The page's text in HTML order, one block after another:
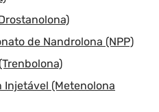
de Nandrolona (NPP)
Injetável (Metenolona